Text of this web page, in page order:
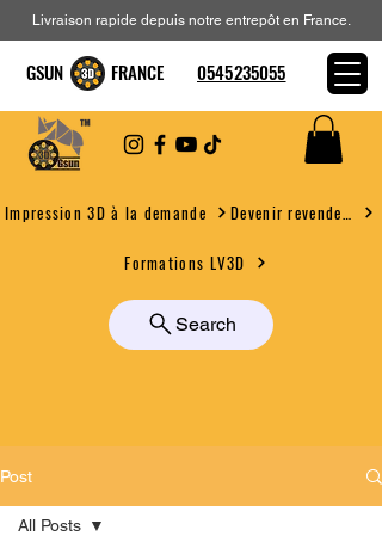
Impression 3D à la demande
Formations LV3D
Search
Livraison rapide depuis notre entrepôt en France.
GSUN FRANCE 0545235055
Post
All Posts